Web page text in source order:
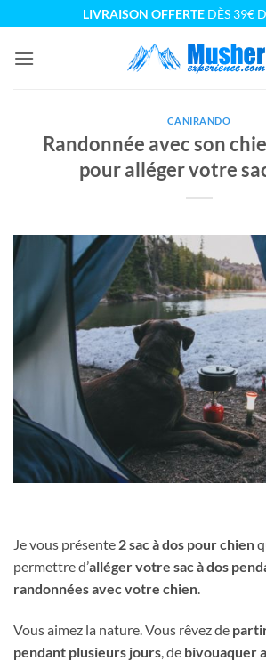
au
contenu
LIVRAISON OFFERTEDÈS 39€
CANIRANDO
Randonnée avec son
pour alléger votre
Je vous présente 2 sac à dos pour chien
permettre d’alléger votre sac à dos
randonnées avec votre chien
Vous aimez la nature. Vous rêvez de
pendant plusieurs jours , de bivouaquer